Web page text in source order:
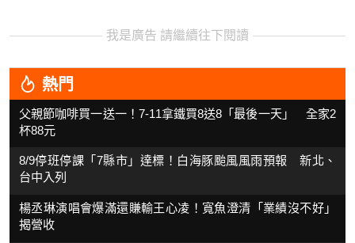
我是廣告 請繼續往下閱讀
熱門
父親節咖啡買一送一！7-11拿鐵買8送8「最後一天」 全家2
杯88元
8/9停班停課「7縣市」達標！白海豚颱風風雨預報 新北、
台中入列
楊丞琳演唱會爆滿還賺輸王心凌！寬魚澄清「業績沒不好」
揭營收